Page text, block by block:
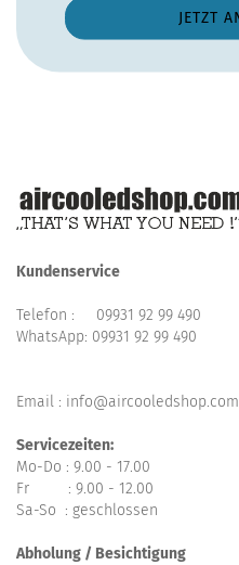
Kundenservice
Telefon : 09931 92 99 490
WhatsApp: 09931 92 99 490
Email : info@aircooledshop.com
Servicezeiten:
Mo-Do : 9.00 - 17.00
Fr : 9.00 - 12.00
Sa-So : geschlossen
Abholung / Besichtigung